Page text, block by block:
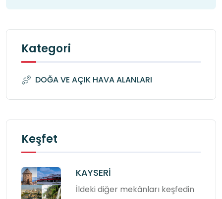
Kategori
DOĞA VE AÇIK HAVA ALANLARI
Keşfet
KAYSERİ
İldeki diğer mekânları keşfedin